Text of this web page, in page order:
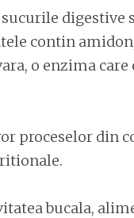
sucurile
contin
o enzima
proceselor din
bucala,